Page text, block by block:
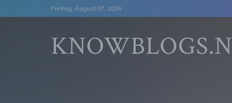
to
Freitag, August 07, 2026